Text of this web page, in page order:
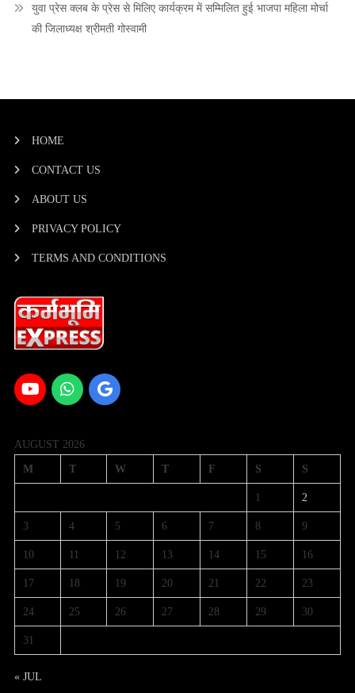
युवा प्रेस क्लब के प्रेस से मिलिए कार्यक्रम में सम्मिलित हुई भाजपा महिला मोर्चा
की जिलाध्यक्ष श्रीमती गोस्वामी
HOME
CONTACT US
ABOUT US
PRIVACY POLICY
TERMS AND CONDITIONS
AUGUST 2026
M T W T F S S
1 2
3 4 5 6 7 8 9
10 11 12 13 14 15 16
17 18 19 20 21 22 23
24 25 26 27 28 29 30
31
« JUL